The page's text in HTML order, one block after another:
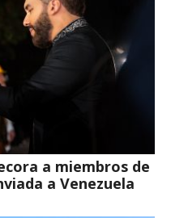
a miembros de
a Venezuela